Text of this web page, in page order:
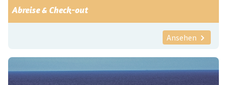
Abreise & Check-out
Ansehen